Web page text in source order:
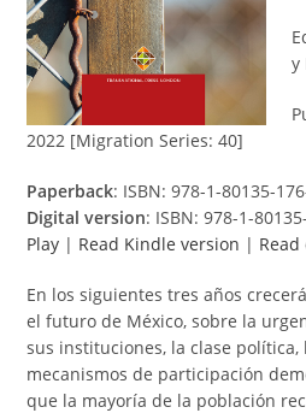
y
2022 [Migration Series: 40]
Paperback: ISBN: 978-1-80135-
Digital version: ISBN: 978-1-
Play | Read Kindle version | Read
En los siguientes tres años
el futuro de México, sobre la
sus instituciones, la clase
mecanismos de participación
que la mayoría de la población